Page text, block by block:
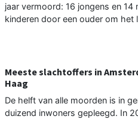
jaar vermoord: 16 jongens en 14
kinderen door een ouder om het
Meeste slachtoffers in
Haag
De helft van alle moorden is in
duizend inwoners gepleegd. In